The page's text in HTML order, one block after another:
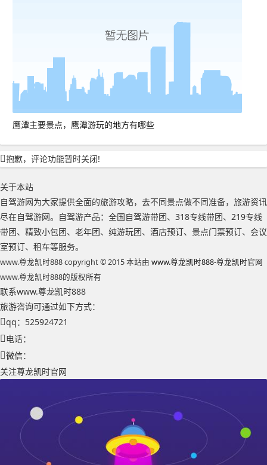
鹰潭主要景点，鹰潭游玩的地方有哪些
抱歉，评论功能暂时关闭!
关于本站
自驾游网为大家提供全面的旅游攻略，去不同景点做不同准备，旅游资讯
尽在自驾游网。自驾游产品：全国自驾游带团、318专线带团、219专线
带团、精致小包团、老年团、纯游玩团、酒店预订、景点门票预订、会议
室预订、租车等服务。
www.尊龙凯时888 copyright © 2015 本站由 www.尊龙凯时888-尊龙凯时官网
www.尊龙凯时888的版权所有
联系www.尊龙凯时888
旅游咨询可通过如下方式：
qq：525924721
电话：
微信：
关注尊龙凯时官网